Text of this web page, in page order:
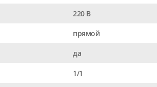
220 В
прямой
да
1/1